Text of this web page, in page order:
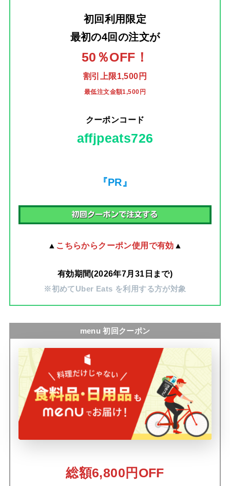
初回利用限定
最初の4回の注文が
50％OFF！
割引上限1,500円
最低注文金額1,500円
クーポンコード
affjpeats726
『PR』
▲ こちらからクーポン使用で有効 ▲
有効期間(2026年7月31日まで)
※初めてUber Eats を利用する方が対象
menu 初回クーポン
総額6,800円OFF